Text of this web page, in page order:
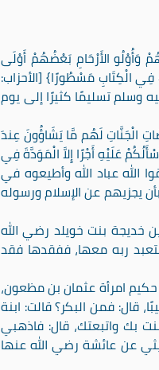
وَأُوْلُو الأَرْحَامِ بَعْضُهُمْ أَوْلَى
الْكِتَابِ مَسْطُورًا} [الأحزاب:
وسلم تسليمًا كثيرًا إلى يوم
الْجَنَّاتِ لَهُم مَّا يَشَاؤُونَ عِندَ
عَلَيْهِ أَجْرًا إِلاَّ الْمَوَدَّةَ فِي
نَّزِدْ لَهُ فِيهَا حُسْنًا إِنَّ اللَّهَ غَفُورٌ شَكُورٌ} [الشورى: 22- 23]، فاتقوا الله عباد الله وأطيعوه في
يجزيهم عن الإسلام ورسوله
خديجة بنت خويلد رضي الله
ربه معها، ففقدها فقد
امرأة عثمان بن مظعون،
قال: فمن البكر؟ قالت: ابنة
بك واتبعتك، قال: فاذهبي
عن عائشة رضي الله عنها